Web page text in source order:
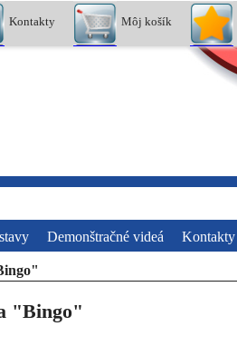
Kontakty Môj košík
Demonštračné videá Kontakty
"Bingo"